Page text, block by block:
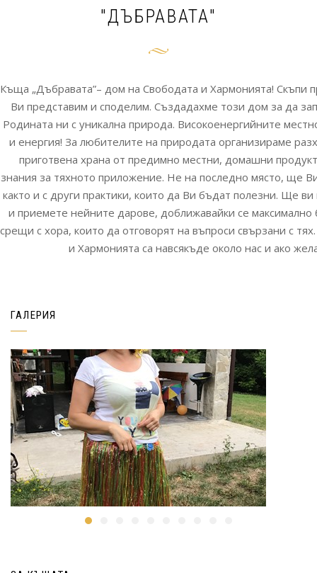
"ДЪБРАВАТА"
Къща „Дъбравата”– дом на Свободата и Хармонията!
Ви представим и споделим. Създадахме този дом за да
Родината ни с уникална природа. Високоенергийните
и енергия! За любителите на природата организираме
приготвена храна от предимно местни, домашни
знания за тяхното приложение. Не на последно място, ще
както и с други практики, които да Ви бъдат полезни. Ще
и приемете нейните дарове, доближавайки се
срещи с хора, които да отговорят на въпроси свързани с
и Хармонията са навсякъде около нас и ако
ГАЛЕРИЯ